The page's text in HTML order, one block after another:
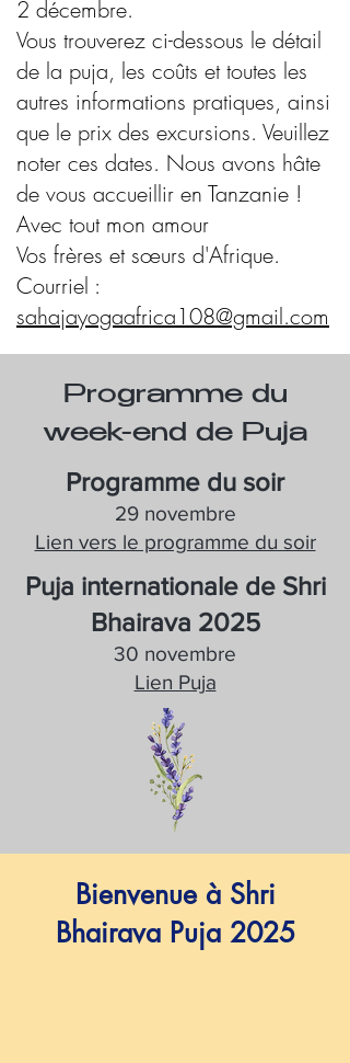
2 décembre.
Vous trouverez ci-dessous le détail
de la puja, les coûts et toutes les
autres informations pratiques, ainsi
que le prix des excursions. Veuillez
noter ces dates. Nous avons hâte
de vous accueillir en Tanzanie !
Avec tout mon amour
Vos frères et sœurs d'Afrique.
Courriel :
sahajayogaafrica108@gmail.com
Programme du
week-end de Puja
Programme du soir
29 novembre
Lien vers le programme du soir
Puja internationale de Shri
Bhairava 2025
30 novembre
Lien Puja
Bienvenue à Shri
Bhairava Puja 2025